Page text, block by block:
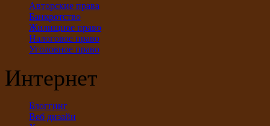
Авторские права
Банкротство
Жилищное право
Налоговое право
Уголовное право
Интернет
Блоггинг
Веб дизайн